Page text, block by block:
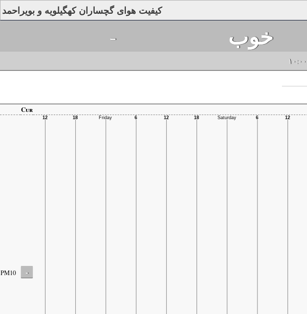
کیفیت هوای گچساران كهگیلویه و بویراحمد
- خوب
Cur
PM10 -